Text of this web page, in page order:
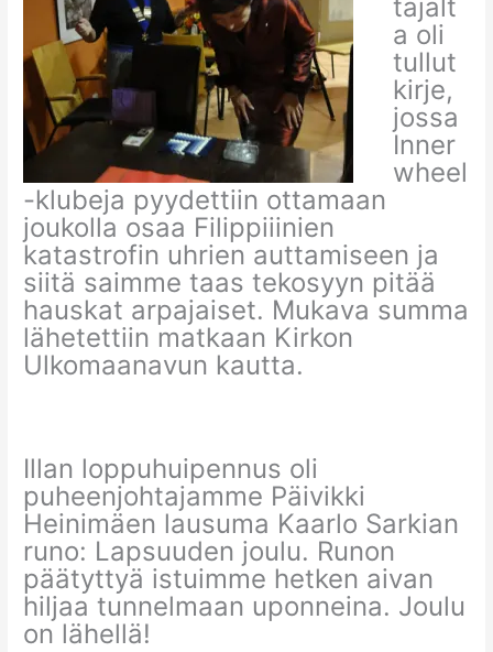
tajalt
a oli
tullut
kirje,
jossa
Inner
wheel
-klubeja pyydettiin ottamaan
joukolla osaa Filippiiinien
katastrofin uhrien auttamiseen ja
siitä saimme taas tekosyyn pitää
hauskat arpajaiset. Mukava summa
lähetettiin matkaan Kirkon
Ulkomaanavun kautta.
Illan loppuhuipennus oli
puheenjohtajamme Päivikki
Heinimäen lausuma Kaarlo Sarkian
runo: Lapsuuden joulu. Runon
päätyttyä istuimme hetken aivan
hiljaa tunnelmaan uponneina. Joulu
on lähellä!